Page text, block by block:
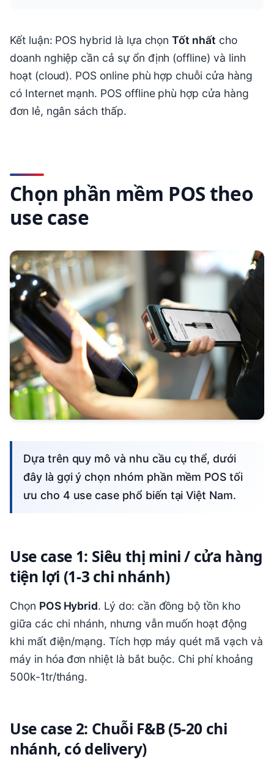
Kết luận: POS hybrid là lựa chọnTốt nhất cho
doanh nghiệp cần cả sự ổn định (offline) và linh
hoạt (cloud). POS online phù hợp chuỗi cửa hàng
có Internet mạnh. POS offline phù hợp cửa hàng
đơn lẻ, ngân sách thấp.
Chọn phần mềm POS theo
use case
Dựa trên quy mô và nhu cầu cụ thể, dưới
đây là gợi ý chọn nhóm phần mềm POS tối
ưu cho 4 use case phổ biến tại Việt Nam.
Use case 1: Siêu thị mini / cửa hàng
tiện lợi (1-3 chi nhánh)
Chọn POS Hybrid. Lý do: cần đồng bộ tồn kho
giữa các chi nhánh, nhưng vẫn muốn hoạt động
khi mất điện/mạng. Tích hợp máy quét mã vạch và
máy in hóa đơn nhiệt là bắt buộc. Chi phí khoảng
500k-1tr/tháng.
Use case 2: Chuỗi F&B (5-20 chi
nhánh, có delivery)